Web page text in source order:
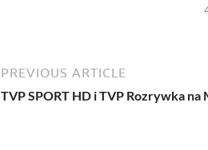
PREVIOUS ARTICLE
TVP SPORT HD i TVP Rozrywka na